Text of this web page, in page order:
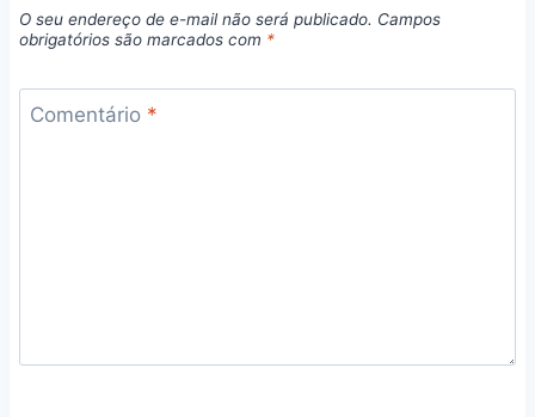
O seu endereço de e-mail não será publicado. Campos
obrigatórios são marcados com *
Comentário *